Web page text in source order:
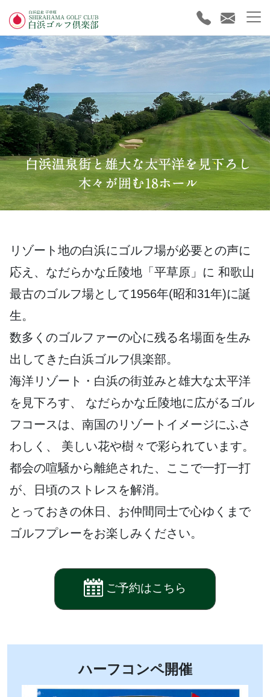
リゾート地の白浜にゴルフ場が必要との声に
応え、なだらかな丘陵地「平草原」に 和歌山
最古のゴルフ場として1956年(昭和31年)に誕
生。
数多くのゴルファーの心に残る名場面を生み
出してきた白浜ゴルフ倶楽部。
海洋リゾート・白浜の街並みと雄大な太平洋
を見下ろす、
なだらかな丘陵地に広がるゴル
フコースは、南国のリゾートイメージにふさ
わしく、
美しい花や樹々で彩られています。
都会の喧騒から離絶された、ここで一打一打
が、日頃のストレスを解消。
とっておきの休日、お仲間同士で心ゆくまで
ゴルフプレーをお楽しみください。
ご予約はこちら
ハーフコンペ開催